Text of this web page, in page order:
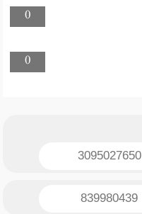
0
0
3095027650
839980439